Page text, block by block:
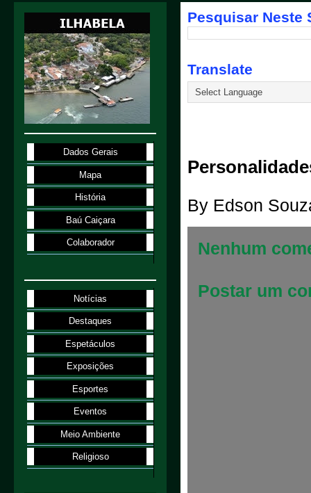
Pesquisar Neste
Translate
By Edson
Nenhum
Postar um
Dados Gerais
Mapa
História
Baú Caiçara
Colaborador
Notícias
Destaques
Espetáculos
Exposições
Esportes
Eventos
Meio Ambiente
Religioso